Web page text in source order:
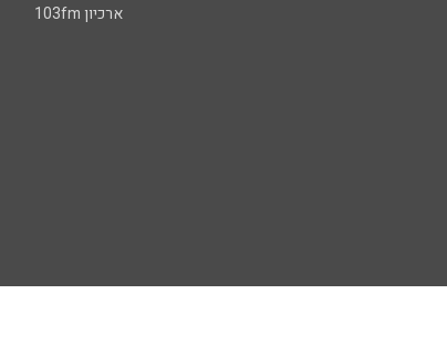
ארכיון 103fm